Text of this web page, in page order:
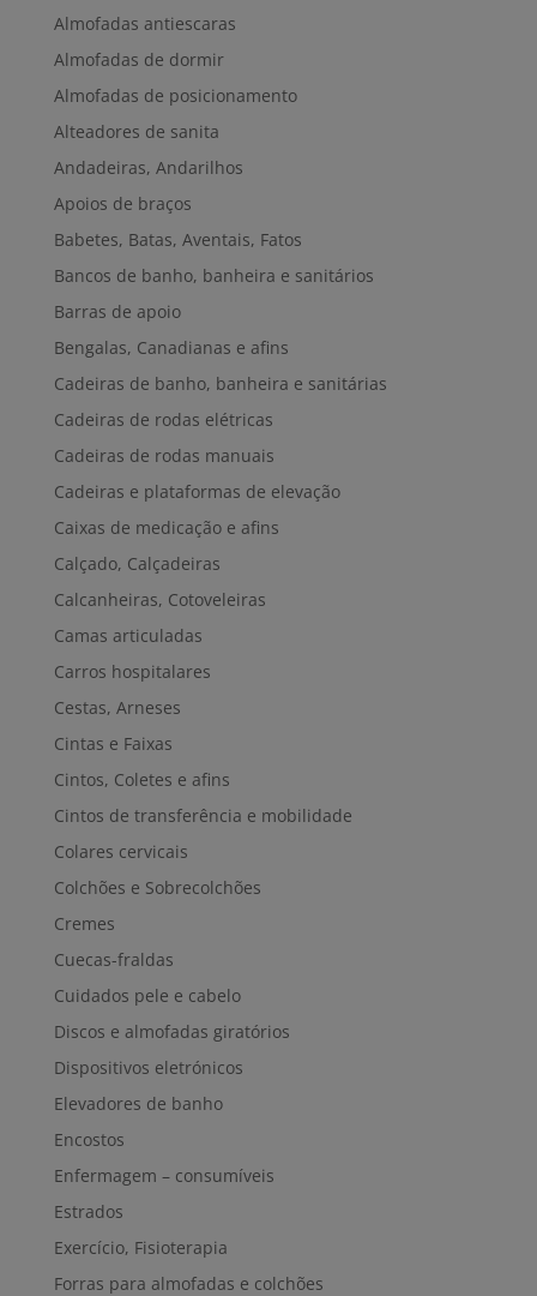
Almofadas antiescaras
Almofadas de dormir
Almofadas de posicionamento
Alteadores de sanita
Andadeiras, Andarilhos
Apoios de braços
Babetes, Batas, Aventais, Fatos
Bancos de banho, banheira e sanitários
Barras de apoio
Bengalas, Canadianas e afins
Cadeiras de banho, banheira e sanitárias
Cadeiras de rodas elétricas
Cadeiras de rodas manuais
Cadeiras e plataformas de elevação
Caixas de medicação e afins
Calçado, Calçadeiras
Calcanheiras, Cotoveleiras
Camas articuladas
Carros hospitalares
Cestas, Arneses
Cintas e Faixas
Cintos, Coletes e afins
Cintos de transferência e mobilidade
Colares cervicais
Colchões e Sobrecolchões
Cremes
Cuecas-fraldas
Cuidados pele e cabelo
Discos e almofadas giratórios
Dispositivos eletrónicos
Elevadores de banho
Encostos
Enfermagem – consumíveis
Estrados
Exercício, Fisioterapia
Forras para almofadas e colchões